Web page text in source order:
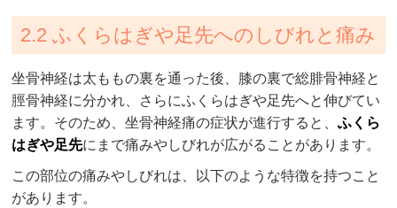
2.2 ふくらはぎや足先へのしびれと痛み
坐骨神経は太ももの裏を通った後、膝の裏で総腓骨神経と
脛骨神経に分かれ、さらにふくらはぎや足先へと伸びてい
ます。そのため、坐骨神経痛の症状が進行すると、ふくら
はぎや足先にまで痛みやしびれが広がることがあります。
この部位の痛みやしびれは、以下のような特徴を持つこと
があります。